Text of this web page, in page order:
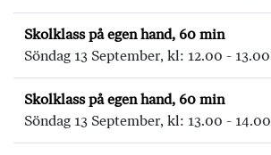
Skolklass på egen hand, 60 min
Söndag 13 September, kl: 12.00 - 13.00
Skolklass på egen hand, 60 min
Söndag 13 September, kl: 13.00 - 14.00